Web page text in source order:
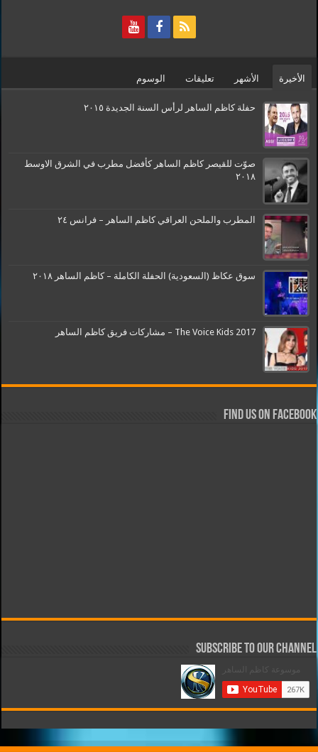
الأخيرة الأشهر تعليقات الوسوم
حفلة كاظم الساهر لرأس السنة الجديدة ٢٠١٥
صوّت للقيصر كاظم الساهر كأفضل مطرب في الشرق الاوسط
٢٠١٨
المطرب والملحن العراقي كاظم الساهر – فرانس ٢٤
سوق عكاظ (السعودية) الحفلة الكاملة – كاظم الساهر ٢٠١٨
The Voice Kids 2017 – مشاركات فريق كاظم الساهر
Find us on Facebook
Subscribe to our Channel